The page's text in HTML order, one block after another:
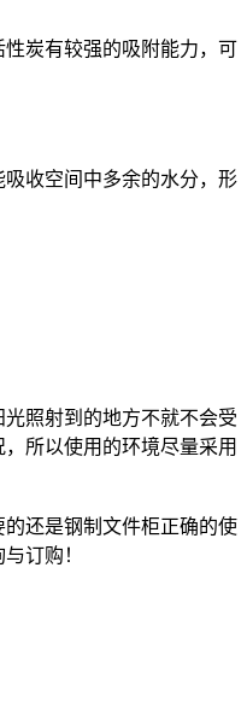
炭有较强的吸附能力，可
收空间中多余的水分，形
照射到的地方不就不会受
所以使用的环境尽量采用
还是钢制文件柜正确的使
订购！